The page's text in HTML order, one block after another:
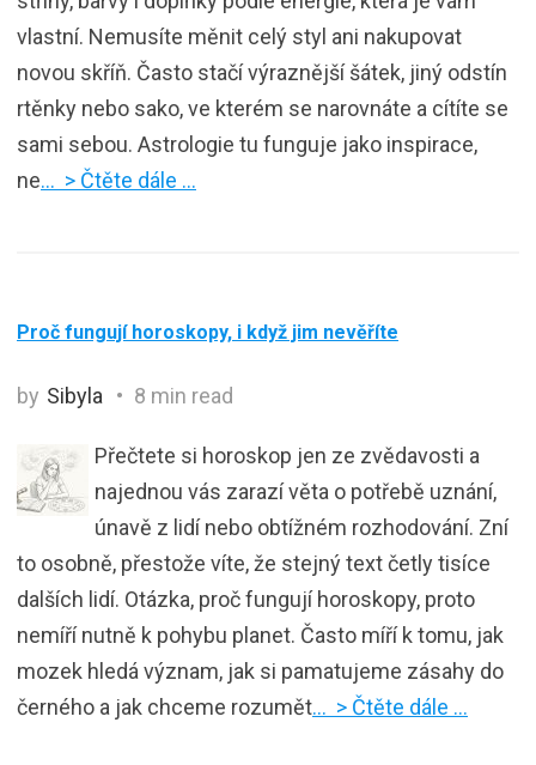
vlastní. Nemusíte měnit celý styl ani nakupovat
novou skříň. Často stačí výraznější šátek, jiný odstín
rtěnky nebo sako, ve kterém se narovnáte a cítíte se
sami sebou. Astrologie tu funguje jako inspirace,
ne… > Čtěte dále …
Proč fungují horoskopy, i když jim nevěříte
by Sibyla 8 min read
Přečtete si horoskop jen ze zvědavosti a
najednou vás zarazí věta o potřebě uznání,
únavě z lidí nebo obtížném rozhodování. Zní
to osobně, přestože víte, že stejný text četly tisíce
dalších lidí. Otázka, proč fungují horoskopy, proto
nemíří nutně k pohybu planet. Často míří k tomu, jak
mozek hledá význam, jak si pamatujeme zásahy do
černého a jak chceme rozumět… > Čtěte dále …